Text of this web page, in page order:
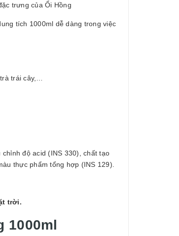
trưng của Ổi Hồng
tích 1000ml dễ dàng trong việc
trái cây,…
độ acid (INS 330), chất tạo
thực phẩm tổng hợp (INS 129).
trời.
1000ml